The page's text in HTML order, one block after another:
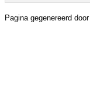
Pagina gegenereerd door